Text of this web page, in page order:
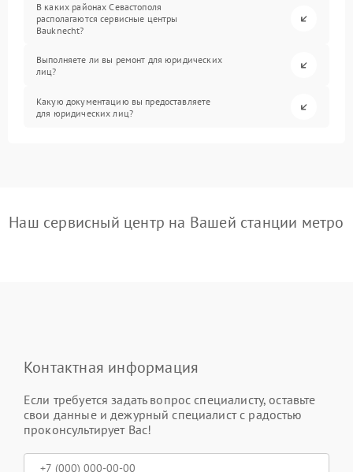
В каких районах Севастополя
располагаются сервисные центры
Bauknecht?
Выполняете ли вы ремонт для юридических
лиц?
Какую документацию вы предоставляете
для юридических лиц?
Наш сервисный центр на Вашей станции метро
Контактная информация
Если требуется задать вопрос специалисту, оставьте
свои данные и дежурный специалист с радостью
проконсультирует Вас!